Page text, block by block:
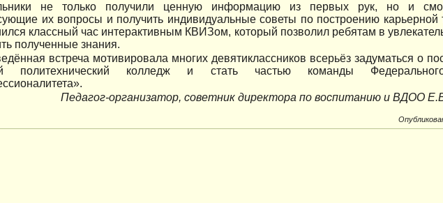
не только получили ценную информацию из первых рук, но и
их вопросы и получить индивидуальные советы по построению карьерной
классный час интерактивным КВИЗом, который позволил ребятам в
полученные знания.
встреча мотивировала многих девятиклассников всерьёз задуматься о
политехнический колледж и стать частью команды
Педагог-организатор, советник директора по воспитанию и ВДОО